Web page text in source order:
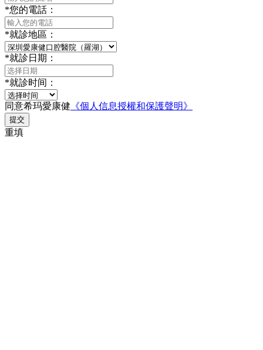
*您的電話：
*就診地區：
*就診日期：
*就診时间：
同意希玛愛康健 《個人信息授權和保護聲明》
提交
重填